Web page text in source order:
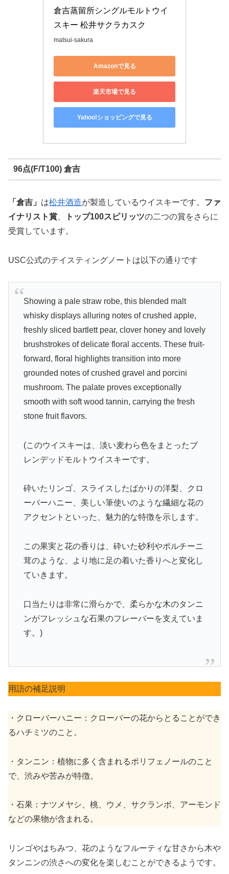
倉吉蒸留所シングルモルトウイ
スキー 松井サクラカスク
matsui-sakura
Amazonで見る
楽天市場で見る
Yahoo!ショッピングで見る
96点(F/T100) 倉吉
「倉吉」 は松井酒造が製造しているウイスキーです。 ファ
イナリスト賞
トップ100スピリッツの二つの賞をさらに
受賞しています。
USC公式のテイスティングノートは以下の通りです
Showing a pale straw robe, this blended malt
whisky displays alluring notes of crushed apple,
freshly sliced bartlett pear, clover honey and lovely
brushstrokes of delicate floral accents. These fruit-
forward, floral highlights transition into more
grounded notes of crushed gravel and porcini
mushroom. The palate proves exceptionally
smooth with soft wood tannin, carrying the fresh
stone fruit flavors.
(このウイスキーは、淡い麦わら色をまとったブ
レンデッドモルトウイスキーです。
砕いたリンゴ、スライスしたばかりの洋梨、クロ
ーバーハニー、美しい筆使いのような繊細な花の
アクセントといった、魅力的な特徴を示します。
この果実と花の香りは、砕いた砂利やポルチーニ
茸のような、より地に足の着いた香りへと変化し
ていきます。
口当たりは非常に滑らかで、柔らかな木のタンニ
ンがフレッシュな石果のフレーバーを支えていま
す。)
用語の補足説明
・クローバーハニー：クローバーの花からとることができ
るハチミツのこと。
・タンニン：植物に多く含まれるポリフェノールのこと
で、渋みや苦みが特徴。
・石果：ナツメヤシ、桃、ウメ、サクランボ、アーモンド
などの果物が含まれる。
リンゴやはちみつ、花のようなフルーティな甘さから木や
タンニンの渋さへの変化を楽しむことができるようです。